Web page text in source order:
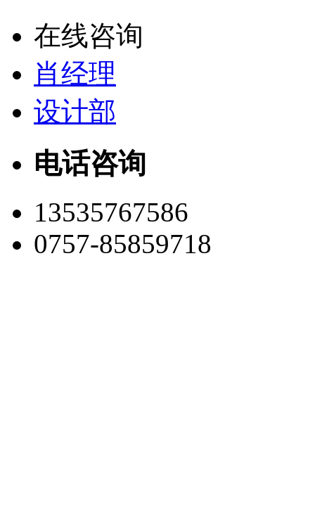
在线咨询
肖经理
设计部
电话咨询
13535767586
0757-85859718